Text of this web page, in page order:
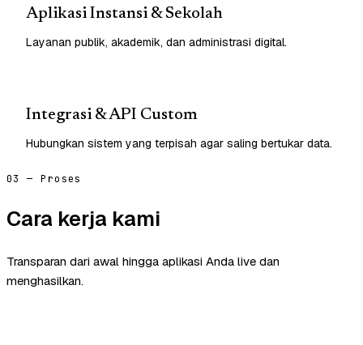
Aplikasi Instansi & Sekolah
Layanan publik, akademik, dan administrasi digital.
Integrasi & API Custom
Hubungkan sistem yang terpisah agar saling bertukar data.
03 — Proses
Cara kerja kami
Transparan dari awal hingga aplikasi Anda live dan
menghasilkan.